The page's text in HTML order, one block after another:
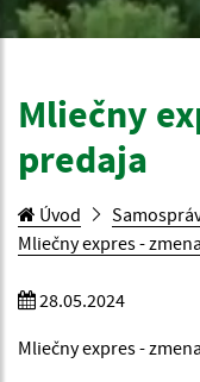
Mliečny
predaja
Úvod
Mliečny expres -
28.05.2024
Mliečny expres -